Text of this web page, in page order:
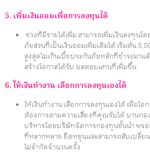
5. เพิ่มเงินออมเพื่อการลงทุนได้
ช่วงที่มีรายได้เพิ่ม สามารถเพิ่มเงินลงทุนโ
ภัยส่วนที่เป็นเงินออมเพิ่มเติมได้ เริ่มต้น
สูงสุดไม่เกินเบี้ยประกันภัยหลักที่ชำระมาแ
สร้างโอกาสได้รับ ผลตอบแทนที่เพิ่มขึ้น
6. ให้เงินทำงาน เลือกการลงทุนเองได้
ให้เงินทำงาน เลือกการลงทุนเองได้ เพื่อโ
ต้องการตามความเสี่ยงที่คุณรับได้ ผานก
บริหารโดยบริษัทจัดการกองทุนชั้นนำ พรอ
ที่หลากหลาย ยืดหยุนและสามารถสับเปลี่ย
ไม่จำกัดจำนวนครั้ง